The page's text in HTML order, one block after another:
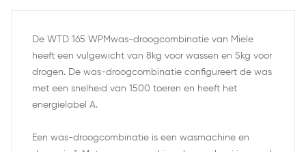
De WTD 165 WPMwas-droogcombinatie van Miele
heeft een vulgewicht van 8kg voor wassen en 5kg voor
drogen. De was-droogcombinatie configureert de was
met een snelheid van 1500 toeren en heeft het
energielabel A.
Een was-droogcombinatie is een wasmachine en